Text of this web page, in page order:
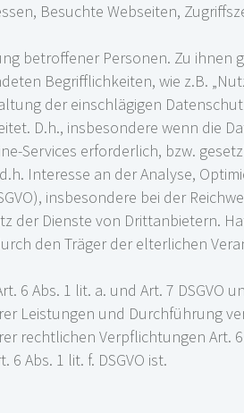
Besuchte Webseiten,
betroffener Personen. Zu ihnen
Begrifflichkeiten, wie z.B.
der einschlägigen
D.h., insbesondere wenn die
Services erforderlich, bzw.
Interesse an der Analyse,
insbesondere bei der
der Dienste von Drittanbietern.
den Träger der elterlichen
Abs. 1 lit. a. und Art. 7 DSGVO
Leistungen und Durchführung
rechtlichen Verpflichtungen Art.
Abs. 1 lit. f. DSGVO ist.